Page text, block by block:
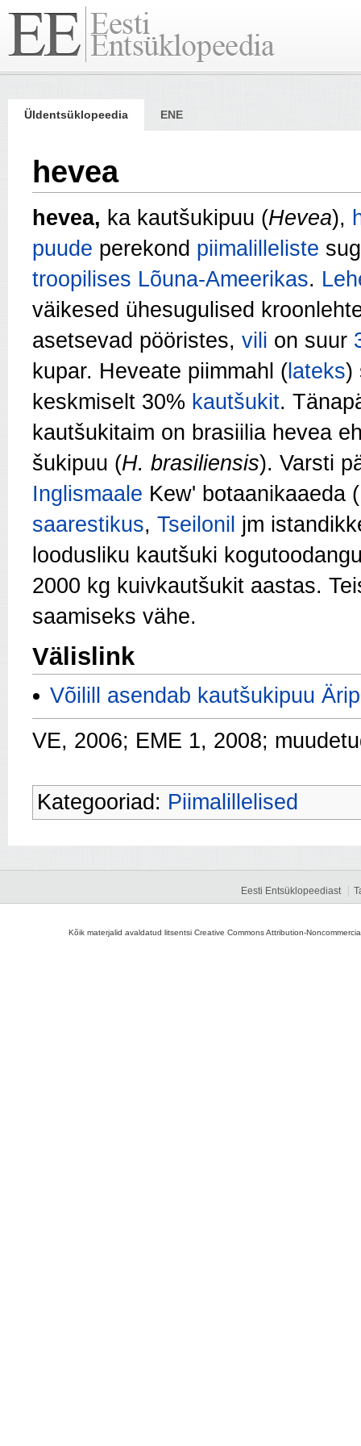
Üldentsüklopeedia ENE
hevea
hevea, ka kautšukipuu (Hevea),
puude perekond piimalilleliste
troopi­lises Lõuna-Ameerikas.
väikesed ühesugulised
asetsevad pööristes, vili on suur
kupar. Heveate piimmahl ( lateks)
keskmiselt 30% kautšukit.
kautšukitaim on brasiilia hevea
šukipuu (H. brasiliensis). Varsti
Inglismaale Kew' botaanikaaeda
saarestikus, Tseilonil jm
loodusliku kautšuki
2000 kg kuivkautšukit aastas.
saamiseks vähe.
Välislink
Võilill asendab kautšukipuu
VE, 2006; EME 1, 2008;
Kategooriad: Piimalillelised
Eesti Entsüklopeediast
Kõik materjalid avaldatud litsentsi Creative Commons Attribution-